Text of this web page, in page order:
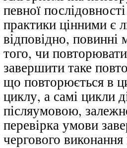
певної
практики цінними є
відповідно, повинні
того, чи
завершити таке
що повторюється в
циклу, а самі цикли
післяумовою,
перевірка умови
чергового виконання